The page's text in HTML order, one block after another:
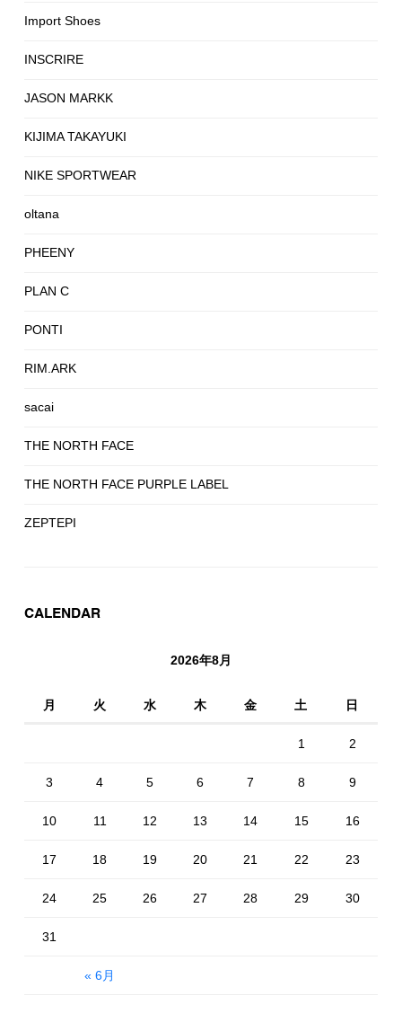
Import Shoes
INSCRIRE
JASON MARKK
KIJIMA TAKAYUKI
NIKE SPORTWEAR
oltana
PHEENY
PLAN C
PONTI
RIM.ARK
sacai
THE NORTH FACE
THE NORTH FACE PURPLE LABEL
ZEPTEPI
CALENDAR
2026年8月
月 火 水 木 金 土 日
« 6月
1 2
3 4 5 6 7 8 9
10 11 12 13 14 15 16
17 18 19 20 21 22 23
24 25 26 27 28 29 30
31